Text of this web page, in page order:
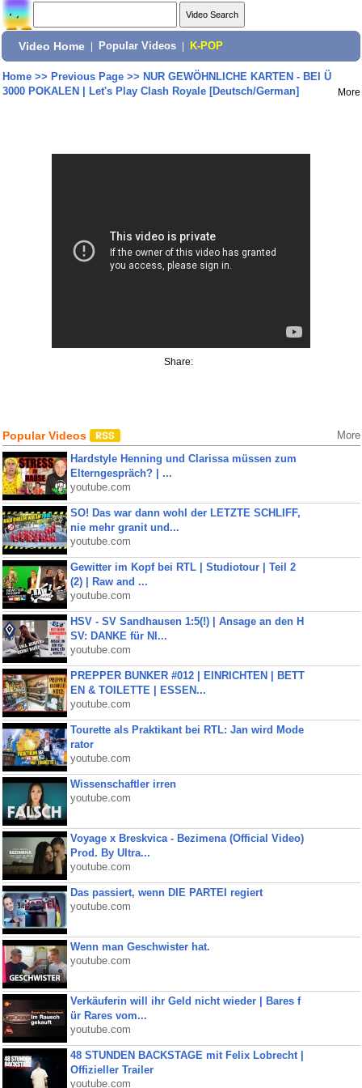
Video Home Popular Videos K-POP
Home>> Previous Page>> NUR GEWÖHNLICHE KARTEN - BEI Ü
3000 POKALEN | Let's Play Clash Royale [Deutsch/German]
More
Share:
Popular Videos More
Hardstyle Henning und Clarissa müssen zum
Elterngespräch? | ...
youtube.com
SO! Das war dann wohl der LETZTE SCHLIFF,
nie mehr granit und...
youtube.com
Gewitter im Kopf bei RTL | Studiotour | Teil 2
(2) | Raw and ...
youtube.com
HSV - SV Sandhausen 1:5(!) | Ansage an den H
SV: DANKE für NI...
youtube.com
PREPPER BUNKER #012 | EINRICHTEN | BETT
EN & TOILETTE | ESSEN...
youtube.com
Tourette als Praktikant bei RTL: Jan wird Mode
rator
youtube.com
Wissenschaftler irren
youtube.com
Voyage x Breskvica - Bezimena (Official Video)
Prod. By Ultra...
youtube.com
Das passiert, wenn DIE PARTEI regiert
youtube.com
Wenn man Geschwister hat.
youtube.com
Verkäuferin will ihr Geld nicht wieder | Bares f
ür Rares vom...
youtube.com
48 STUNDEN BACKSTAGE mit Felix Lobrecht |
Offizieller Trailer
youtube.com